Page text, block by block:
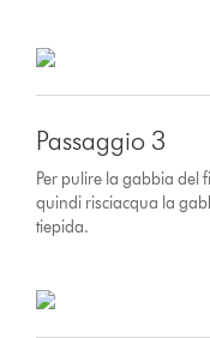
Passaggio 3
Per pulire la gabbia del
quindi risciacqua la
tiepida.